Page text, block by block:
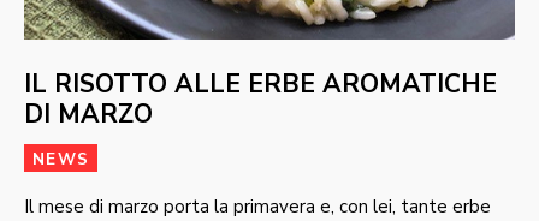
IL RISOTTO ALLE ERBE AROMATICHE
DI MARZO
NEWS
Il mese di marzo porta la primavera e, con lei, tante erbe